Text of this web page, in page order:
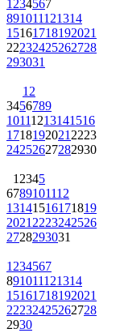
1234567
891011121314
15161718192021
22232425262728
293031
12
3456789
10111213141516
17181920212223
24252627282930
12345
6789101112
13141516171819
20212223242526
2728293031
1234567
891011121314
15161718192021
22232425262728
2930